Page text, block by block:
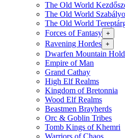
The Old World
The Old World
The Old World
Forces of Fantasy +
Ravening Hordes +
Dwarfen Mountain
Empire of Man
Grand Cathay
High Elf Realms
Kingdom of Bretonnia
Wood Elf Realms
Beastmen Brayherds
Orc & Goblin Tribes
Tomb Kings of Khemri
Warriors of Chaos